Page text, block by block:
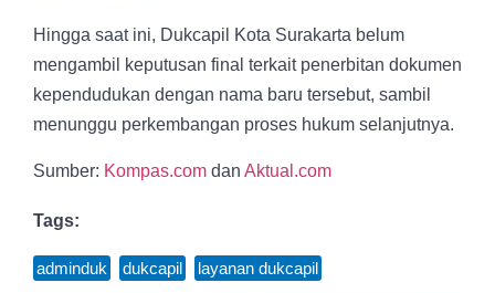
Hingga saat ini, Dukcapil Kota Surakarta belum
mengambil keputusan final terkait penerbitan dokumen
kependudukan dengan nama baru tersebut, sambil
menunggu perkembangan proses hukum selanjutnya.
Sumber: Kompas.com dan Aktual.com
Tags:
adminduk dukcapil layanan dukcapil